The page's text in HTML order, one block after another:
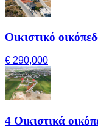
Οικιστικό
€ 290,000
4 Οικιστικά